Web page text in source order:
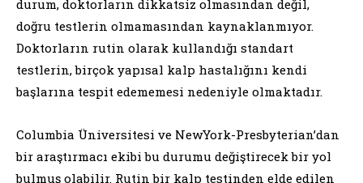
durum, doktorların dikkatsiz olmasından değil,
doğru testlerin olmamasından kaynaklanmıyor.
Doktorların rutin olarak kullandığı standart
testlerin, birçok yapısal kalp hastalığını kendi
başlarına tespit edememesi nedeniyle olmaktadır.
Columbia Üniversitesi ve NewYork-Presbyterian’dan
bir araştırmacı ekibi bu durumu değiştirecek bir yol
bulmuş olabilir. Rutin bir kalp testinden elde edilen